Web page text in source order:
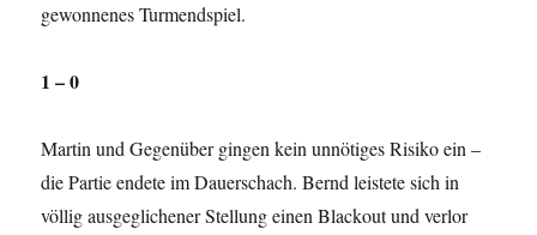
gewonnenes Turmendspiel.
1 – 0
Martin und Gegenüber gingen kein unnötiges Risiko ein –
die Partie endete im Dauerschach. Bernd leistete sich in
völlig ausgeglichener Stellung einen Blackout und verlor